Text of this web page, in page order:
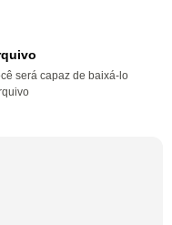
será capaz de baixá-lo